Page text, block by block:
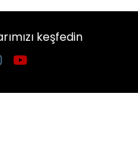
keşfedin